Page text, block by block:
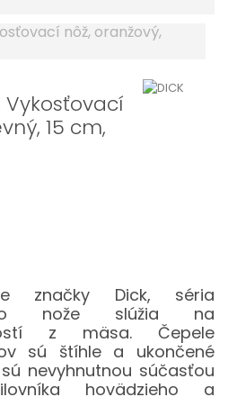
Vykosťovací
15 cm,
značky Dick, séria
nože slúžia na
z mäsa. Čepele
sú štíhle a ukončené
nevyhnutnou súčasťou
hovädzieho a